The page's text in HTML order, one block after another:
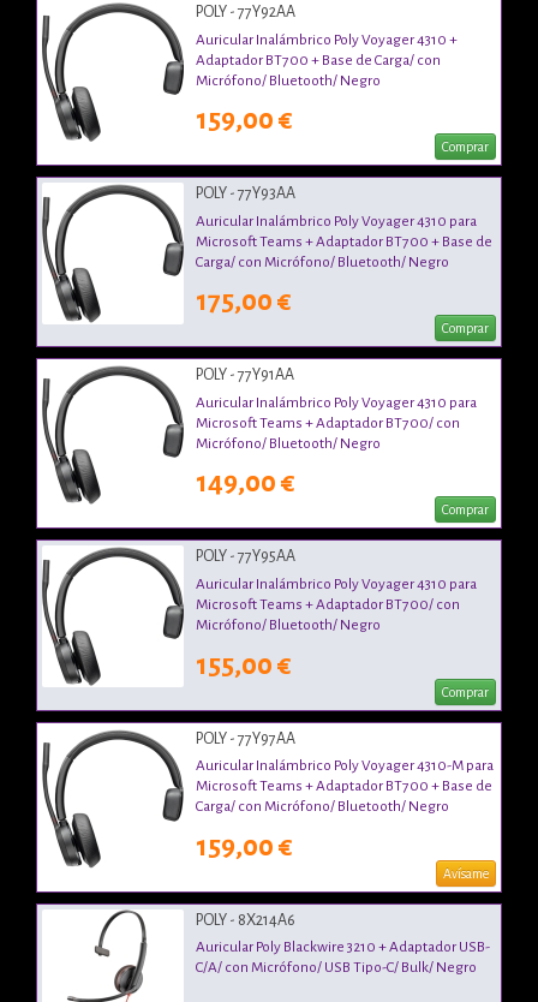
POLY - 77Y92AA
Auricular Inalámbrico Poly Voyager 4310 +
Adaptador BT700 + Base de Carga/ con
Micrófono/ Bluetooth/ Negro
159,00 €
Comprar
POLY - 77Y93AA
Auricular Inalámbrico Poly Voyager 4310 para
Microsoft Teams + Adaptador BT700 + Base de
Carga/ con Micrófono/ Bluetooth/ Negro
175,00 €
Comprar
POLY - 77Y91AA
Auricular Inalámbrico Poly Voyager 4310 para
Microsoft Teams + Adaptador BT700/ con
Micrófono/ Bluetooth/ Negro
149,00 €
Comprar
POLY - 77Y95AA
Auricular Inalámbrico Poly Voyager 4310 para
Microsoft Teams + Adaptador BT700/ con
Micrófono/ Bluetooth/ Negro
155,00 €
Comprar
POLY - 77Y97AA
Auricular Inalámbrico Poly Voyager 4310-M para
Microsoft Teams + Adaptador BT700 + Base de
Carga/ con Micrófono/ Bluetooth/ Negro
159,00 €
Avísame
POLY - 8X214A6
Auricular Poly Blackwire 3210 + Adaptador USB-
C/A/ con Micrófono/ USB Tipo-C/ Bulk/ Negro